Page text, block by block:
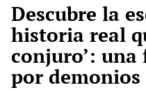
Descubre la
historia real
conjuro’:
por demonios